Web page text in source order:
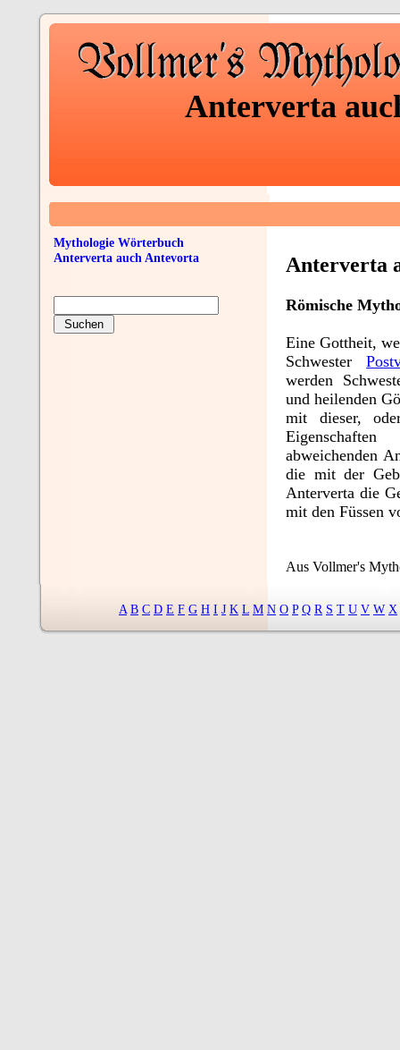
Anterverta
Anterverta
Römische
Eine Gottheit,
Schwester
werden
und heilenden
mit dieser,
abweichenden
die mit der
Anterverta die
mit den Füssen
Aus Vollmer's
Mythologie Wörterbuch
Anterverta auch Antevorta
A B C D E F G H I J K L M N O P Q R S T U V W X